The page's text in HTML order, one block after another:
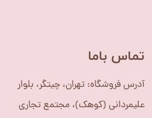
​تماس باما
آدرس فروشگاه: تهران، چیتگر، بلوار
علیمردانی (کوهک)، مجتمع تجاری